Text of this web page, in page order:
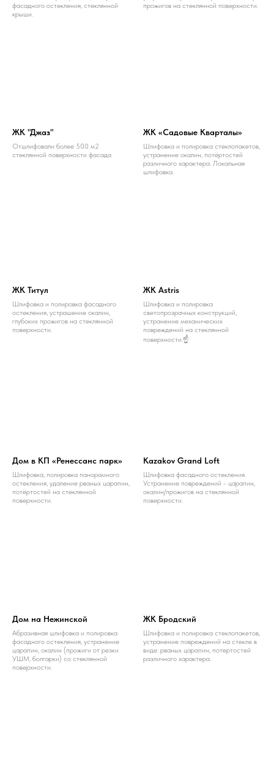
фасадного остекления, стеклянной
крыши.
прожигов на стеклянной поверхности.
ЖК "Джаз"
Отшлифовали более 500 м2
стеклянной поверхности фасада
ЖК «Садовые Кварталы»
Шлифовка и полировка стеклопакетов,
устранение окалин, потёртостей
различного характера. Локальная
шлифовка.
ЖК Титул
Шлифовка и полировка фасадного
остекления, устрашение окалин,
глубоких прожигов на стеклянной
поверхности.
ЖК Аstris
Шлифовка и полировка
светопрозрачных конструкций,
устранение механических
повреждений на стеклянной
поверхности.☝️
Дом в КП «Ренессанс парк»
Шлифовка, полировка панорамного
остекления, удаление рваных царапин,
потёртостей на стеклянной
поверхности.
Kazakov Grand Loft
Шлифовка фасадного остекления.
Устранение повреждений - царапин,
окалин/прожигов на стеклянной
поверхности.
Дом на Нежинской
Абразивная шлифовка и полировка
фасадного остекления, устранение
царапин, окалин (прожиги от резки
УШМ, болгарки) со стеклянной
поверхности.
ЖК Бродский
Шлифовка и полировка стеклопакетов,
устранение повреждений на стекле в
виде: рваных царапин, потертостей
различного характера.